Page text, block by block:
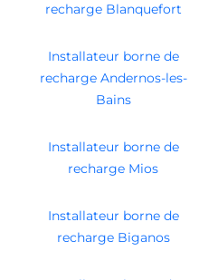
recharge Blanquefort
Installateur borne de
recharge Andernos-les-
Bains
Installateur borne de
recharge Mios
Installateur borne de
recharge Biganos